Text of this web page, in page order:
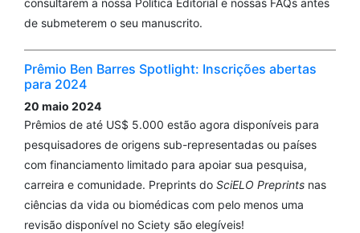
consultarem a nossa Política Editorial e nossas FAQs antes
de submeterem o seu manuscrito.
Prêmio Ben Barres Spotlight: Inscrições abertas
para 2024
20 maio 2024
Prêmios de até US$ 5.000 estão agora disponíveis para
pesquisadores de origens sub-representadas ou países
com financiamento limitado para apoiar sua pesquisa,
carreira e comunidade. Preprints do SciELO Preprints nas
ciências da vida ou biomédicas com pelo menos uma
revisão disponível no Sciety são elegíveis!